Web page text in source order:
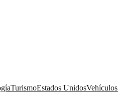
TurismoEstados UnidosVehículos